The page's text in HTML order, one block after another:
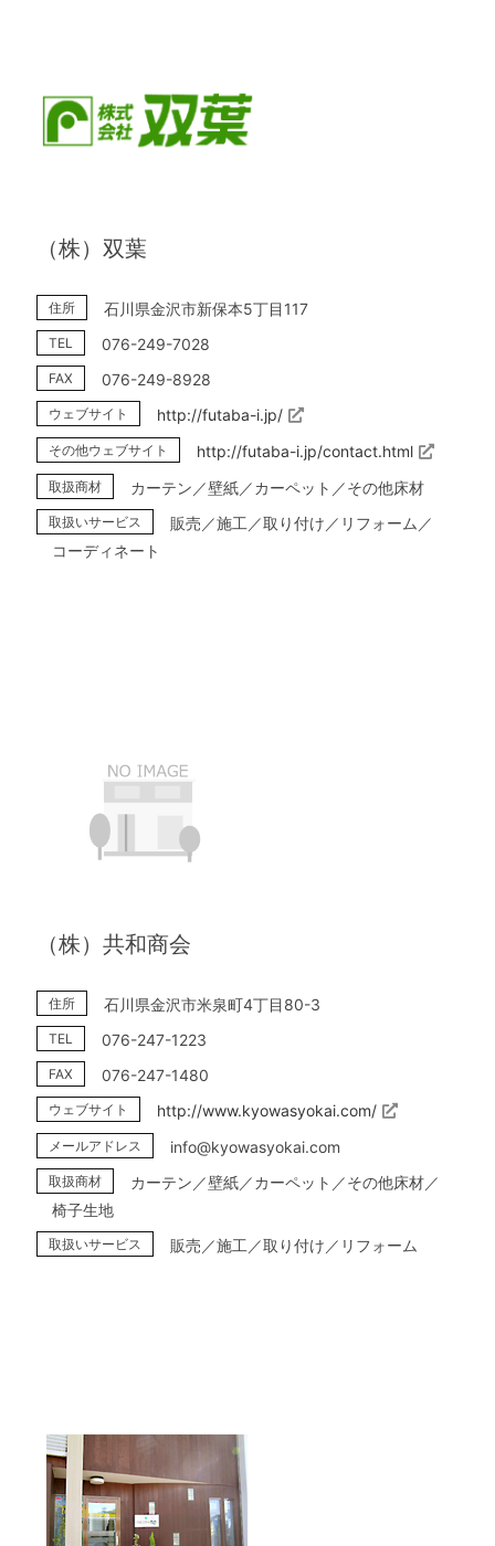
（株）双葉
住所 石川県金沢市新保本5丁目117
TEL 076-249-7028
FAX 076-249-8928
ウェブサイト http://futaba-i.jp/
その他ウェブサイト http://futaba-i.jp/contact.html
取扱商材 カーテン／壁紙／カーペット／その他床材
取扱いサービス
販売／施工／取り付け／リフォーム／
コーディネート
（株）共和商会
住所 石川県金沢市米泉町4丁目80-3
TEL 076-247-1223
FAX 076-247-1480
ウェブサイト http://www.kyowasyokai.com/
メールアドレス info@kyowasyokai.com
取扱商材
カーテン／壁紙／カーペット／その他床材／
椅子生地
取扱いサービス 販売／施工／取り付け／リフォーム